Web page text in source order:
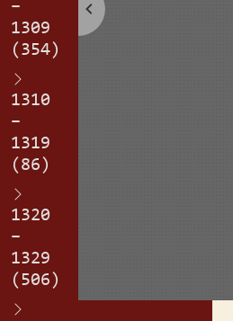
–
1309
(354)
1310
–
1319
(86)
1320
–
1329
(506)